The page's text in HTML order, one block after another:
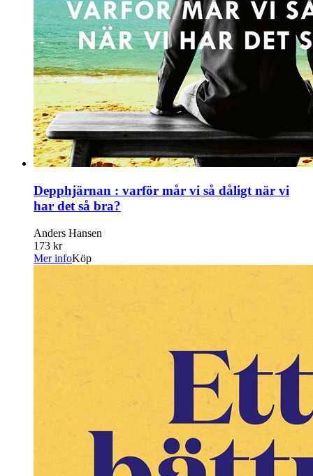
Depphjärnan : varför mår vi så dåligt när vi
har det så bra?
Anders Hansen
173 kr
Mer infoKöp